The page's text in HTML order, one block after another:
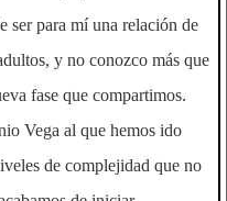
para mí una relación de
y no conozco más que
fase que compartimos.
Vega al que hemos ido
de complejidad que no